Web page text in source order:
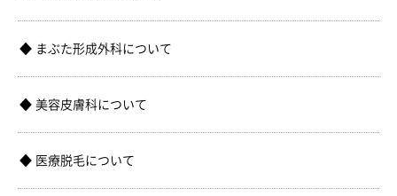
まぶた形成外科について
美容皮膚科について
医療脱毛について